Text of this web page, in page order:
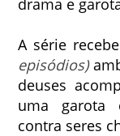
A série
episódios)
deuses
uma garota
contra seres